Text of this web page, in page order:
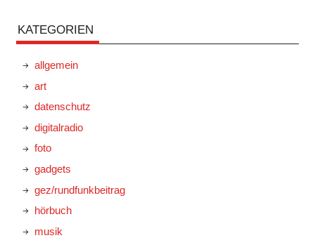
KATEGORIEN
allgemein
art
datenschutz
digitalradio
foto
gadgets
gez/rundfunkbeitrag
hörbuch
musik